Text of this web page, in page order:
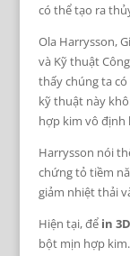
có thể tạo ra
Ola Harrysson,
và Kỹ thuật
thấy chúng ta
kỹ thuật này
hợp kim vô định
Harrysson nói
chứng tỏ tiềm
giảm nhiệt thải
Hiện tại, để in
bột mịn hợp